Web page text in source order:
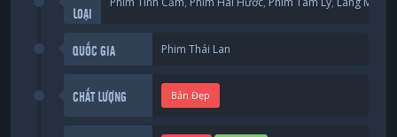
LOẠI
QUỐC GIA Phim Thái Lan
CHẤT LƯỢNG Bản Đẹp